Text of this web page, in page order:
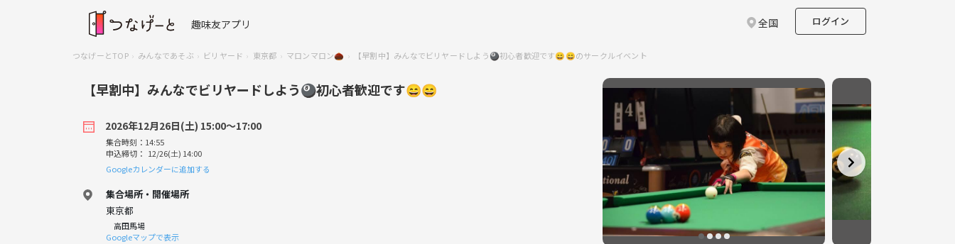
趣味友アプリ 全国 ログイン
つなげーとTOP みんなであそぶ ビリヤード 東京都 マロンマロン🌰 【早割中】みんなでビリヤードしよう🎱初心者歓迎です😄😄のサークルイベント
【早割中】みんなでビリヤードしよう🎱初心者歓迎です😄😄
2026年12月26日(土) 15:00〜17:00
集合時刻：14:55
申込締切： 12/26(土) 14:00
Googleカレンダーに追加する
集合場所・開催場所
東京都
高田馬場
Googleマップで表示